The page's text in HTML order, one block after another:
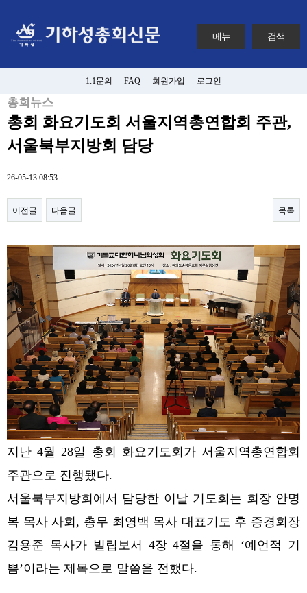
메뉴 검색
1:1문의 FAQ 회원가입 로그인
총회뉴스
총회 화요기도회 서울지역총연합회 주관,
서울북부지방회 담당
26-05-13 08:53
이전글 다음글 목록
본문
지난 4월 28일 총회 화요기도회가 서울지역총연합회
주관으로 진행됐다.
서울북부지방회에서 담당한 이날 기도회는 회장 안명
복 목사 사회, 총무 최영백 목사 대표기도 후 증경회장
김용준 목사가 빌립보서 4장 4절을 통해 ‘예언적 기
쁨’이라는 제목으로 말씀을 전했다.